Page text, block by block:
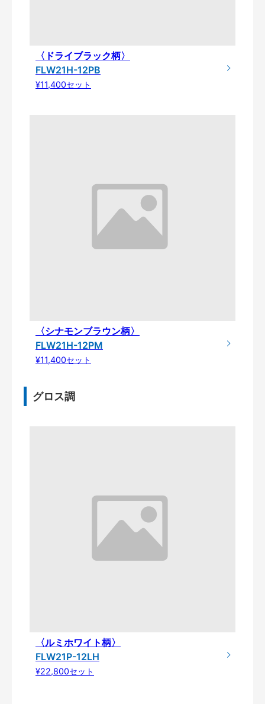
〈ドライブラック柄〉
FLW21H-12PB
¥11,400セット
〈シナモンブラウン柄〉
FLW21H-12PM
¥11,400セット
グロス調
〈ルミホワイト柄〉
FLW21P-12LH
¥22,800セット